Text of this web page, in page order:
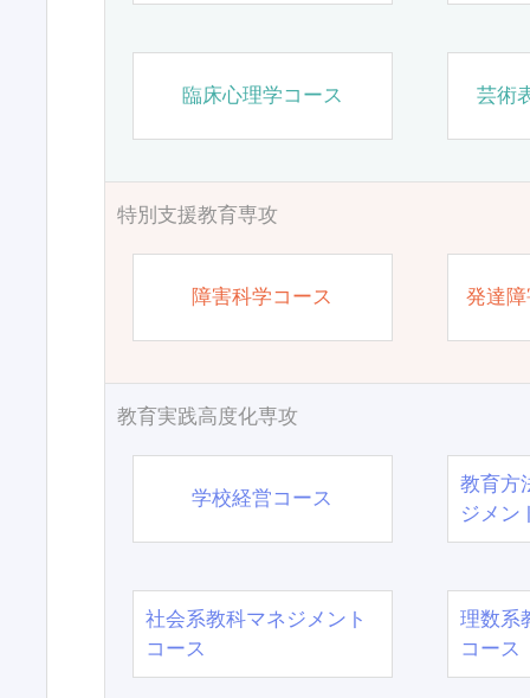
臨床心理学コース 芸術
特別支援教育専攻
障害科学コース 発達
教育実践高度化専攻
学校経営コース
教育方
ジメン
社会系教科マネジメント
コース
理数系
コース